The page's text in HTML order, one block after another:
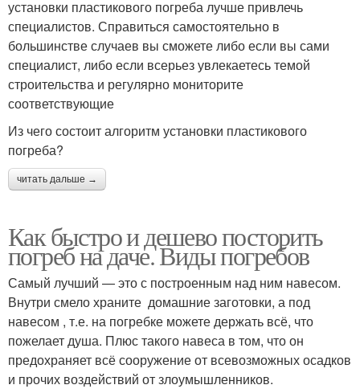
установки пластикового погреба лучше привлечь
специалистов. Справиться самостоятельно в
большинстве случаев вы сможете либо если вы сами
специалист, либо если всерьез увлекаетесь темой
строительства и регулярно мониторите
соответствующие
Из чего состоит алгоритм установки пластикового
погреба?
читать дальше →
Как быстро и дешево посторить
погреб на даче. Виды погребов
Самый лучший — это с построенным над ним навесом.
Внутри смело храните домашние заготовки, а под
навесом , т.е. на погребке можете держать всё, что
пожелает душа. Плюс такого навеса в том, что он
предохраняет всё сооружение от всевозможных осадков
и прочих воздействий от злоумышленников.